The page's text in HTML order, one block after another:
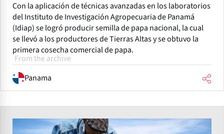
Con la aplicación de técnicas avanzadas en los laboratorios
del Instituto de Investigación Agropecuaria de Panamá
(Idiap) se logró producir semilla de papa nacional, la cual
se llevó a los productores de Tierras Altas y se obtuvo la
primera cosecha comercial de papa.
From the archive
Panama